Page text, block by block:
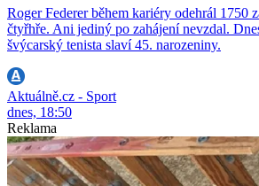
Roger Federer během kariéry odehrál 1750
čtyřhře. Ani jediný po zahájení nevzdal.
švýcarský tenista slaví 45. narozeniny.
Aktuálně.cz - Sport
dnes, 18:50
Reklama